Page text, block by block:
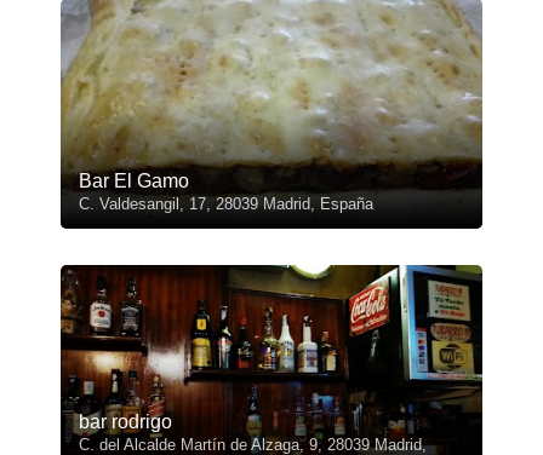
Bar El Gamo
C. Valdesangil, 17, 28039 Madrid, España
bar rodrigo
C. del Alcalde Martín de Alzaga, 9, 28039 Madrid,